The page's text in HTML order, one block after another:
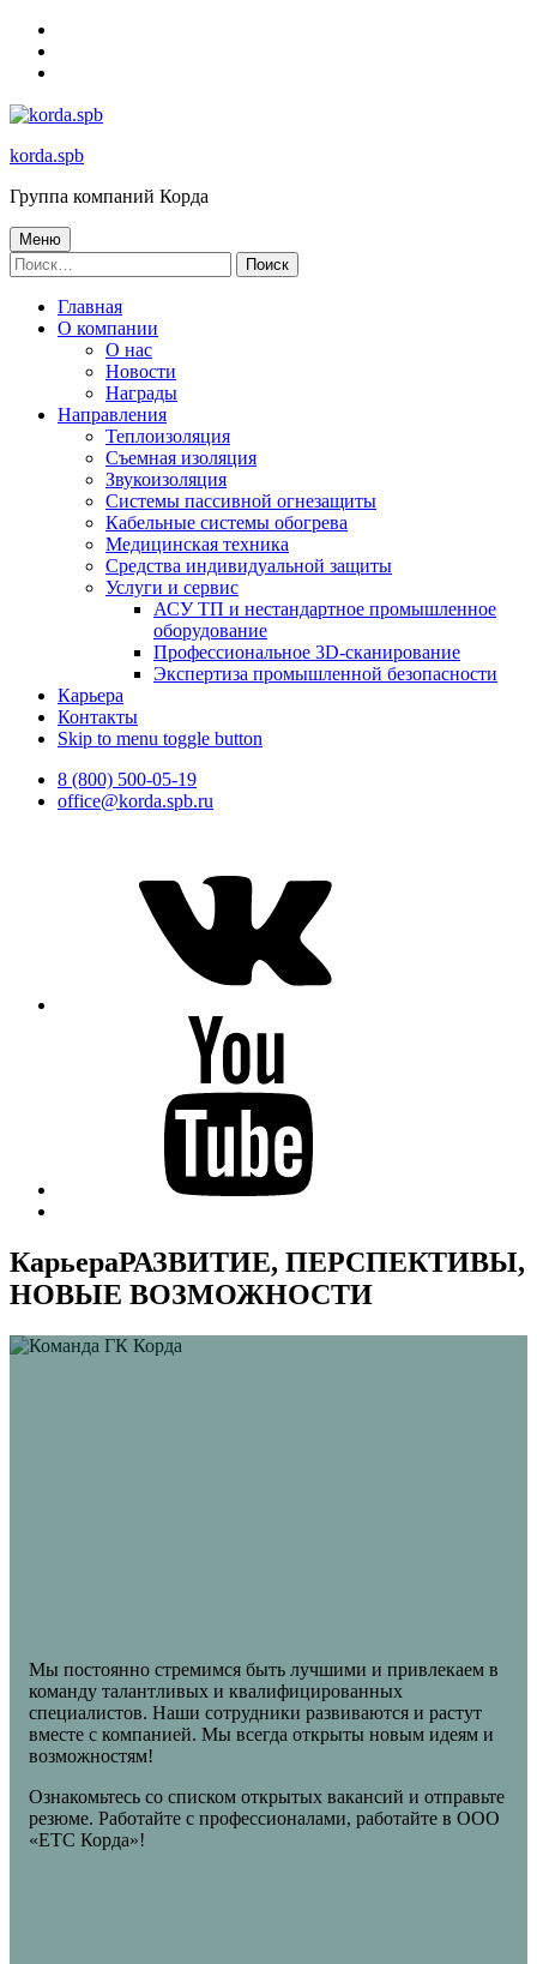
content
footer
korda.spb
Группа компаний Корда
Меню
Найти:
Главная
О компании
О нас
Новости
Награды
Направления
Теплоизоляция
Съемная изоляция
Звукоизоляция
Системы пассивной огнезащиты
Кабельные системы обогрева
Медицинская техника
Средства индивидуальной защиты
Услуги и сервис
АСУ ТП и нестандартное промышленное
оборудование
Профессиональное 3D-сканирование
Экспертиза промышленной безопасности
Карьера
Контакты
Skip to menu toggle button
8 (800) 500-05-19
office@korda.spb.ru
↑
КарьераРАЗВИТИЕ, ПЕРСПЕКТИВЫ,
НОВЫЕ ВОЗМОЖНОСТИ
Мы постоянно стремимся быть лучшими и привлекаем в
команду талантливых и квалифицированных
специалистов. Наши сотрудники развиваются и растут
вместе с компанией. Мы всегда открыты новым идеям и
возможностям!
Ознакомьтесь со списком открытых вакансий и отправьте
резюме. Работайте с профессионалами, работайте в ООО
«ЕТС Корда»!